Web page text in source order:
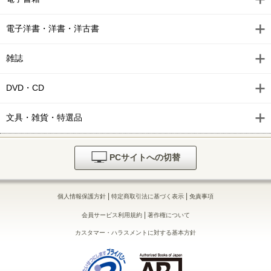
電子洋書・洋書・洋古書
雑誌
DVD・CD
文具・雑貨・特選品
PCサイトへの切替
個人情報保護方針 特定商取引法に基づく表示 免責事項
会員サービス利用規約| 著作権について
カスタマー・ハラスメントに対する基本方針